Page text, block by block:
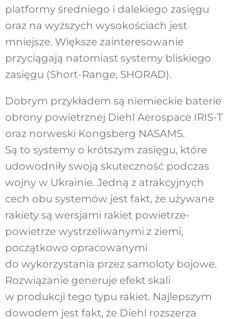
platformy średniego i dalekiego zasięgu
oraz na wyższych wysokościach jest
mniejsze. Większe zainteresowanie
przyciągają natomiast systemy bliskiego
zasięgu (Short-Range, SHORAD).
Dobrym przykładem są niemieckie baterie
obrony powietrznej Diehl Aerospace IRIS-T
oraz norweski Kongsberg NASAMS.
Są to systemy o krótszym zasięgu, które
udowodniły swoją skuteczność podczas
wojny w Ukrainie. Jedną z atrakcyjnych
cech obu systemów jest fakt, że używane
rakiety są wersjami rakiet powietrze-
powietrze wystrzeliwanymi z ziemi,
początkowo opracowanymi
do wykorzystania przez samoloty bojowe.
Rozwiązanie generuje efekt skali
w produkcji tego typu rakiet. Najlepszym
dowodem jest fakt, że Diehl rozszerza